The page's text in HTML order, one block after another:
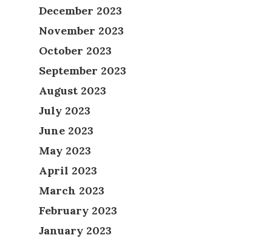
December 2023
November 2023
October 2023
September 2023
August 2023
July 2023
June 2023
May 2023
April 2023
March 2023
February 2023
January 2023